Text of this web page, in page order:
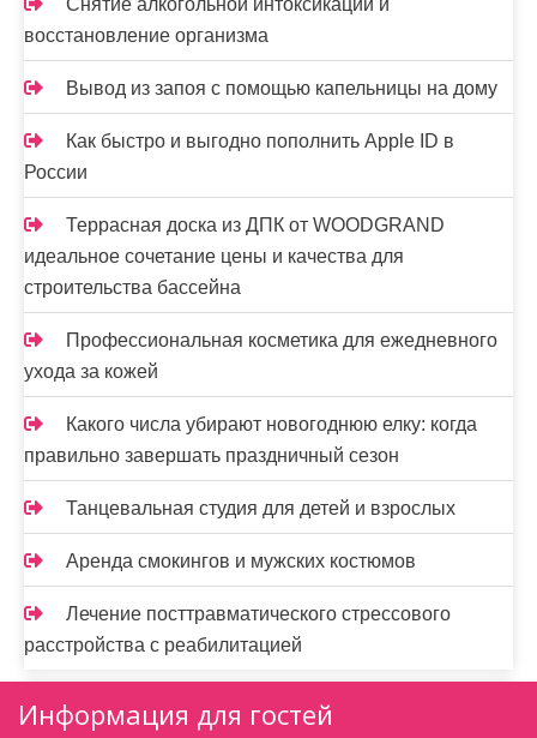
восстановление организма
Вывод из запоя с помощью капельницы на дому
Как быстро и выгодно пополнить Apple ID в
России
Террасная доска из ДПК от WOODGRAND
идеальное сочетание цены и качества для
строительства бассейна
Профессиональная косметика для ежедневного
ухода за кожей
Какого числа убирают новогоднюю елку: когда
правильно завершать праздничный сезон
Танцевальная студия для детей и взрослых
Аренда смокингов и мужских костюмов
Лечение посттравматического стрессового
расстройства с реабилитацией
Информация для гостей